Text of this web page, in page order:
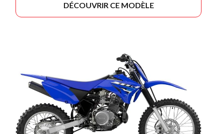
DÉCOUVRIR CE MODÈLE